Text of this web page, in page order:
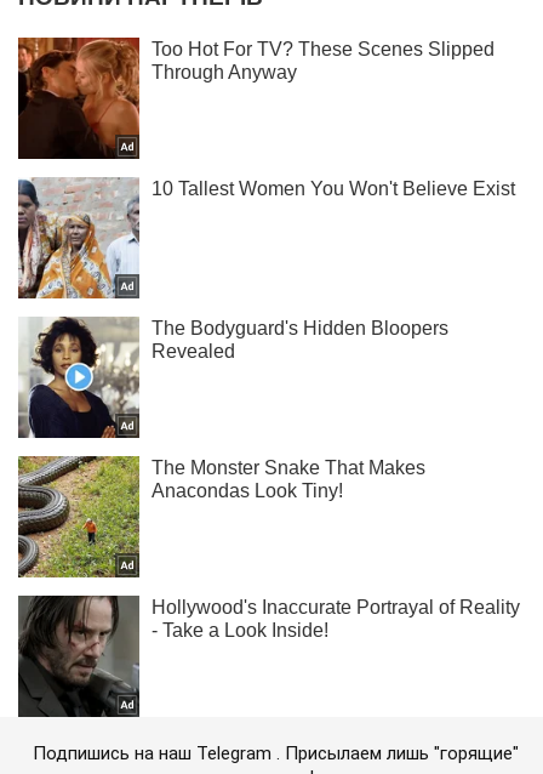
Подпишись на наш Telegram . Присылаем лишь "горящие"